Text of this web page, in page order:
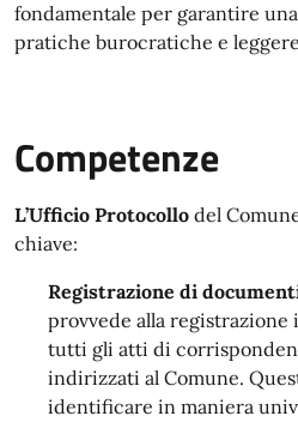
fondamentale per garantire
pratiche burocratiche e
Competenze
L’Ufficio Protocollo del
chiave:
Registrazione di
provvede alla
tutti gli atti di
indirizzati al Comune.
identificare in maniera